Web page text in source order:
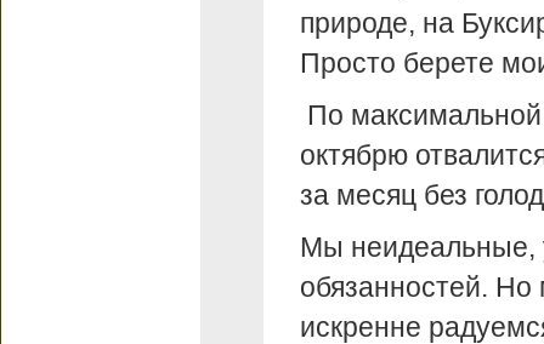
природе, на
Просто берете
По максимальной
октябрю
за месяц без
Мы неидеальные,
обязанностей.
искренне